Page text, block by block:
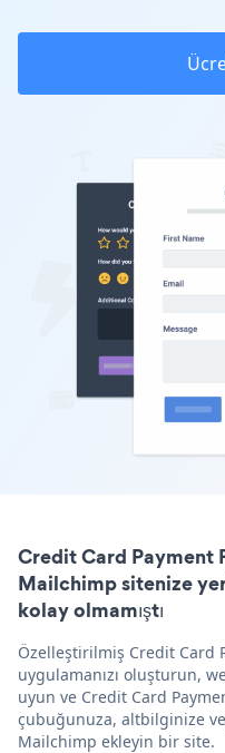
Credit Card Payment
Mailchimp sitenize
kolay olmamıştı
Özelleştirilmiş Credit Card
uygulamanızı oluşturun,
uyun ve Credit Card
çubuğunuza, altbilginize
Mailchimp ekleyin bir site.